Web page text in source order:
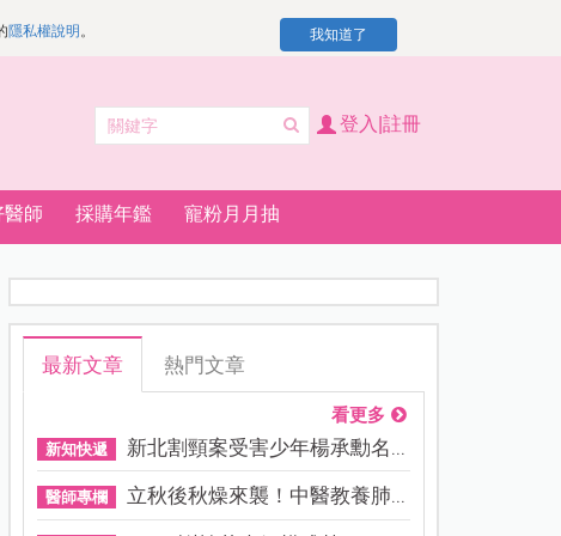
隱私權說明 。 我知道了
登入|註冊
師 採購年鑑 寵粉月月抽
最新文章 熱門文章
看更多
新知快遞 新北割頸案受害少年楊承勳名...
醫師專欄 立秋後秋燥來襲！中醫教養肺...